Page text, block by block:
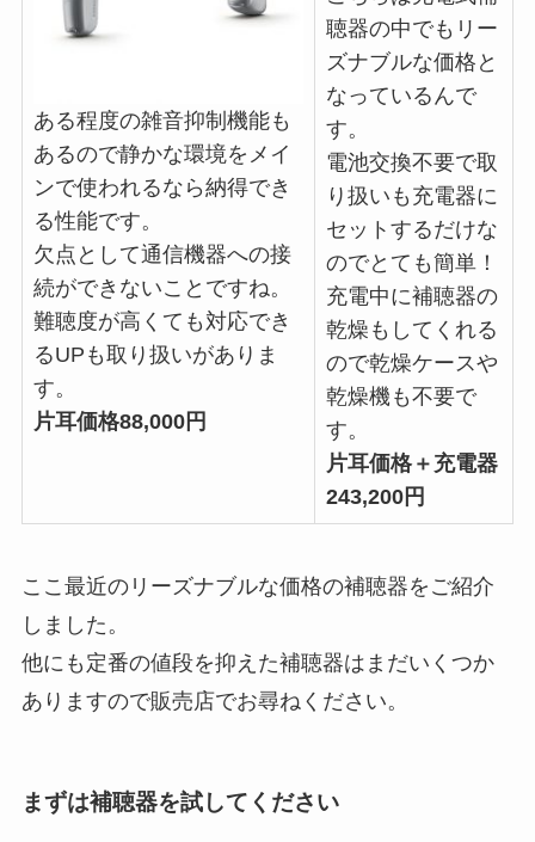
ある程度の雑音抑制機能も
あるので静かな環境をメイ
ンで使われるなら納得でき
る性能です。
欠点として通信機器への接
続ができないことですね。
難聴度が高くても対応でき
るUPも取り扱いがありま
す。
片耳価格88,000円
聴器の中でもリー
ズナブルな価格と
なっているんで
す。
電池交換不要で取
り扱いも充電器に
セットするだけな
のでとても簡単！
充電中に補聴器の
乾燥もしてくれる
ので乾燥ケースや
乾燥機も不要で
す。
片耳価格＋充電器
243,200円
ここ最近のリーズナブルな価格の補聴器をご紹介
しました。
他にも定番の値段を抑えた補聴器はまだいくつか
ありますので販売店でお尋ねください。
まずは補聴器を試してください